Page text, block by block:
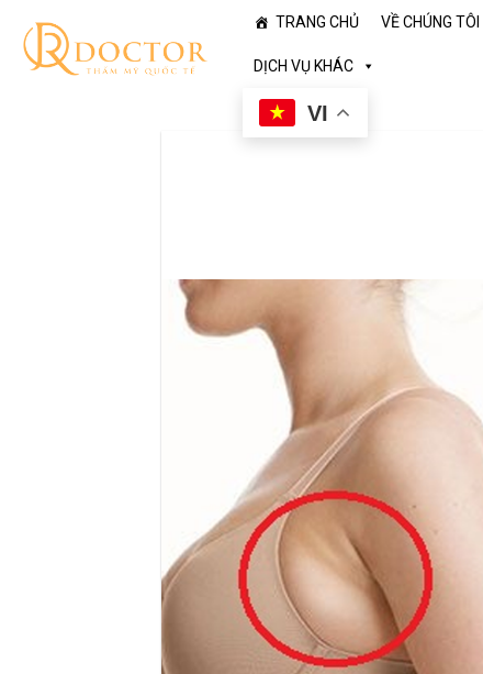
content
TRANG CHỦ VỀ CHÚNG TÔI
DỊCH VỤ KHÁC
VI